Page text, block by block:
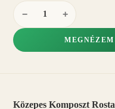
− +
MEGNÉZEM
Közepes Komposzt Rosta